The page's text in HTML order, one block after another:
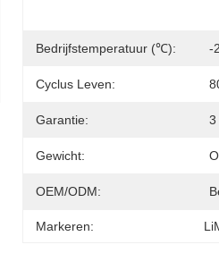
Bedrijfstemperatuur (℃): -
Cyclus Leven:
Garantie: 3
Gewicht:
OEM/ODM:
Markeren: